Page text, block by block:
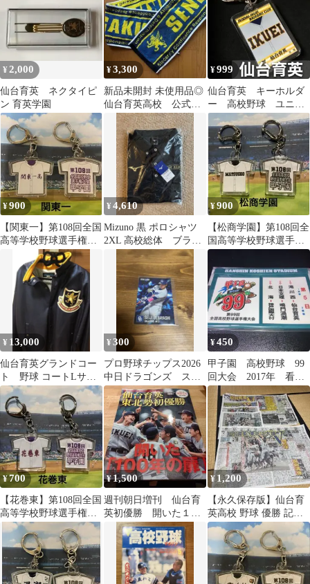
¥ 2,000
仙台育英 ネクタイピ
ン 育英学園
¥3,300
新品未開封 未使用品◎
仙台育英高校 公式タ
オル マフラータオル
¥999
仙台育英 キーホルダ
ー 高校野球 ユニフ
ォーム 応援グッズ
¥900
【関東一】第108回全国
高等学校野球選手権大
会記念キーホルダー
【他の学校可能】
¥4,610
Mizuno 黒 ポロシャツ
2XL 高校総体 ブラッ
ク×ゴールド
¥900
【松商学園】第108回全
国高等学校野球選手権
大会記念キーホルダー
¥ 13,000
仙台育英グランドコー
ト 野球 コートLサイ
ズ
¥300
プロ野球チップス2026
中日ドラゴンズ スタ
ーカード 上林誠知選
手 キラカード
¥450
甲子園 高校野球 99
回大会 2017年 看板
マグネット 7日目 新
品未使用
¥700
【花巻東】第108回全国
高等学校野球選手権大
会記念キーホルダー
¥1,500
週刊朝日増刊 仙台育
英初優勝 開いた１０
０年の扉
¥ 1,200
【永久保存版】仙台育
英高校 野球 優勝 記念
関西スポーツ5紙